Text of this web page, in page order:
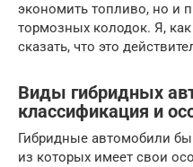
экономить топливо, но и
тормозных колодок. Я,
сказать, что это
Виды гибридных
классификация и
Гибридные автомобили
из которых имеет свои